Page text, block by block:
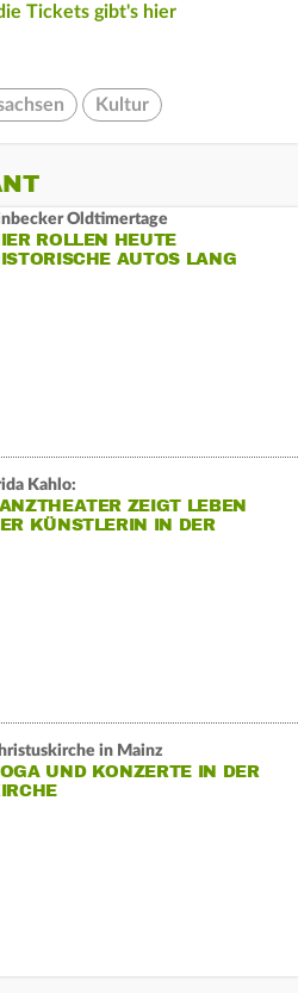
Tickets gibt's hier
Kultur
Oldtimertage
ROLLEN HEUTE
AUTOS LANG
Kahlo:
ZEIGT LEBEN
KÜNSTLERIN IN DER
in Mainz
UND KONZERTE IN DER